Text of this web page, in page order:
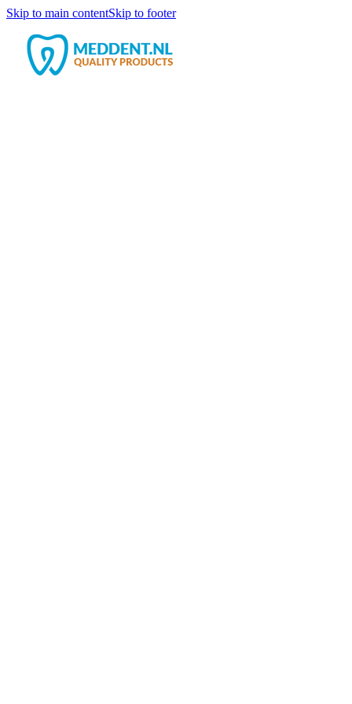
Skip to main contentSkip to footer